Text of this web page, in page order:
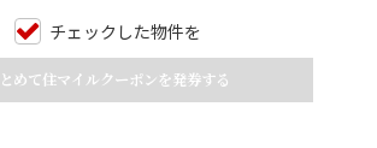
チェックした物件を
めて住マイルクーポンを発券する